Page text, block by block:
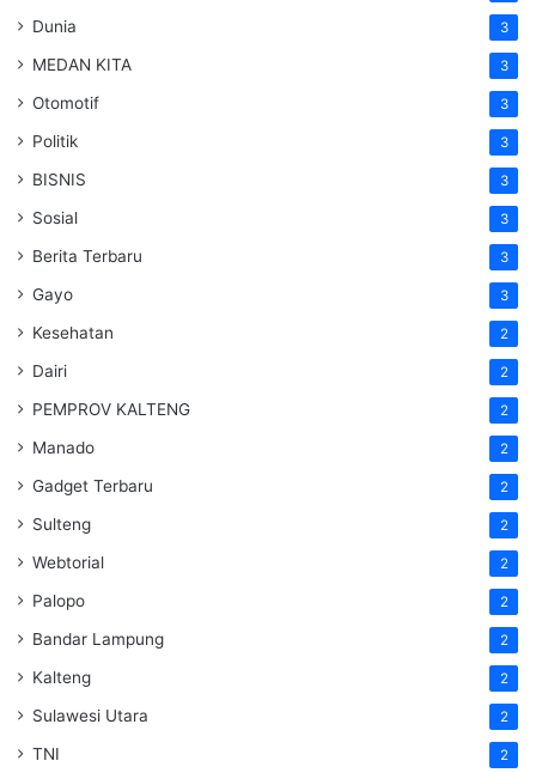
Dunia 3
MEDAN KITA 3
Otomotif 3
Politik 3
BISNIS 3
Sosial 3
Berita Terbaru 3
Gayo 3
Kesehatan 2
Dairi 2
PEMPROV KALTENG 2
Manado 2
Gadget Terbaru 2
Sulteng 2
Webtorial 2
Palopo 2
Bandar Lampung 2
Kalteng 2
Sulawesi Utara 2
TNI 2